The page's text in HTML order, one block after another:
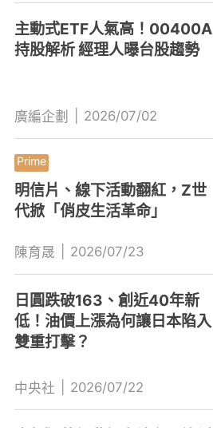
主動式ETF人氣高！00400A
持股解析 經理人曝台股趨勢
廣編企劃 2026/07/02
明信片、線下活動翻紅，Z世
代掀「俏皮生活革命」
陳育晟 2026/07/23
日圓跌破163、創近40年新
低！油價上漲為何讓日本陷入
雙重打擊？
中央社 2026/07/22